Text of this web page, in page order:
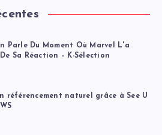
Parle Du Moment Où Marvel L'a
Sa Réaction – K-Sélection
référencement naturel grâce à See U